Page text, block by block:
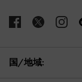
国/地域: